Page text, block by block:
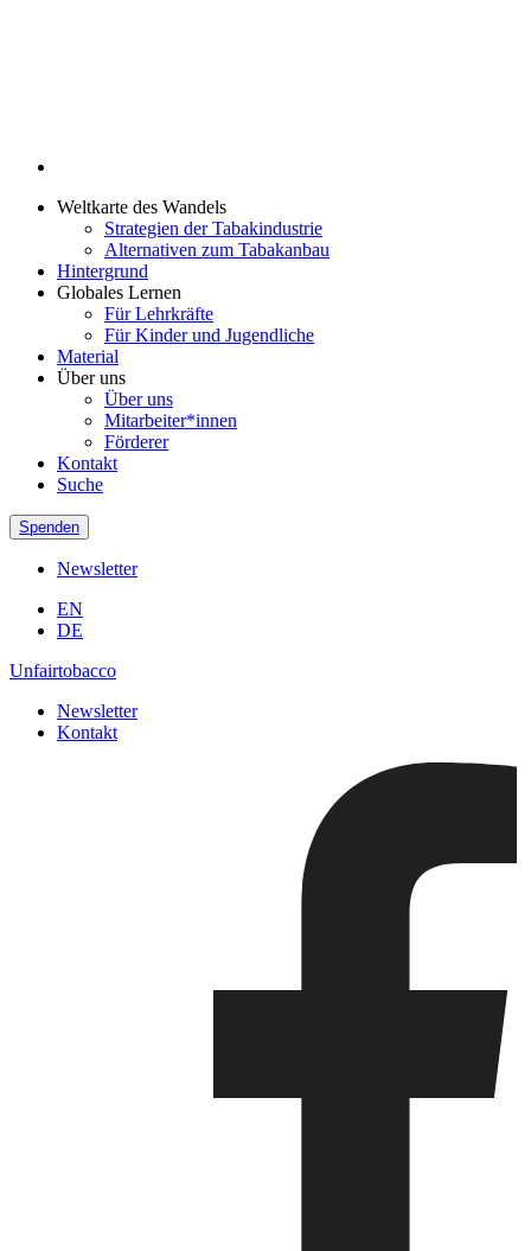
Weltkarte des Wandels
Strategien der Tabakindustrie
Alternativen zum Tabakanbau
Hintergrund
Globales Lernen
Für Lehrkräfte
Für Kinder und Jugendliche
Material
Über uns
Über uns
Mitarbeiter*innen
Förderer
Kontakt
Suche
Spenden
Newsletter
EN
DE
Unfairtobacco
Newsletter
Kontakt